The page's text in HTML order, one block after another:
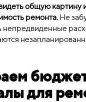
общую картину
ремонта. Не
непредвиденные
для